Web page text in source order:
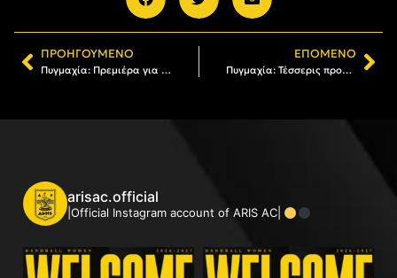
ΠΡΟΗΓΟΎΜΕΝΟ
Πυγμαχία: Πρεμιέρα για τέσσερις αθλητές του ΑΡΗ στο «OLYMPIC HOPES»
ΕΠΌΜΕΝΟ
Πυγμαχία: Τέσσερις προκρίσεις σε τελικούς, στο Διεθνές Τουρνουά «OLYMPIC HOPES»
arisac.official
|Official Instagram account of ARIS AC|